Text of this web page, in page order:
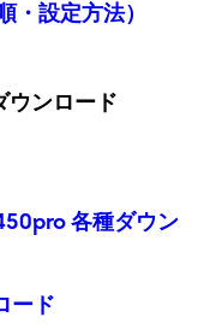
・設定方法）
ウンロード
各種ダウン
ード